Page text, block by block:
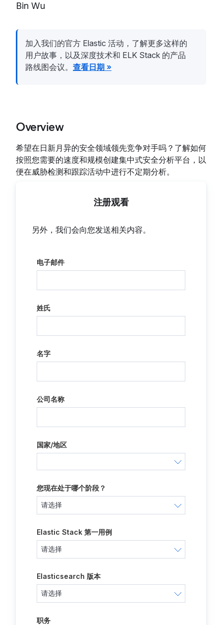
Bin Wu
加入我们的官方 Elastic 活动，了解更多这样的
用户故事，以及深度技术和 ELK Stack 的产品
路线图会议。 查看日期 »
Overview
希望在日新月异的安全领域领先竞争对手吗？了解如何
按照您需要的速度和规模创建集中式安全分析平台，以
便在威胁检测和跟踪活动中进行不定期分析。
注册观看
另外，我们会向您发送相关内容。
电子邮件
姓氏
名字
公司名称
国家/地区
您现在处于哪个阶段？
Elastic Stack 第一用例
Elasticsearch 版本
职务